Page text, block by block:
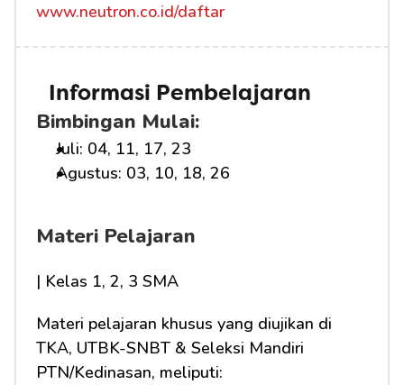
www.neutron.co.id/daftar
Informasi Pembelajaran
Bimbingan Mulai:
Juli: 04, 11, 17, 23
Agustus: 03, 10, 18, 26
Materi Pelajaran
| Kelas 1, 2, 3 SMA
Materi pelajaran khusus yang diujikan di
TKA, UTBK-SNBT & Seleksi Mandiri
PTN/Kedinasan, meliputi: